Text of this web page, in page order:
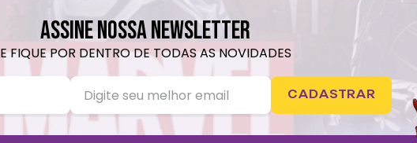
ASSINE NOSSA NEWSLETTER
E FIQUE POR DENTRO DE TODAS AS NOVIDADES
CADASTRAR